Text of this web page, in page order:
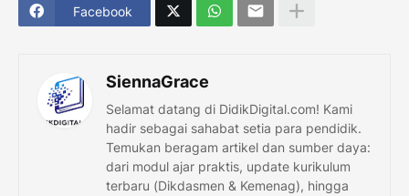
Facebook
SiennaGrace
Selamat datang di DidikDigital.com! Kami
hadir sebagai sahabat setia para pendidik.
Temukan beragam artikel dan sumber daya:
dari modul ajar praktis, update kurikulum
terbaru (Dikdasmen & Kemenag), hingga